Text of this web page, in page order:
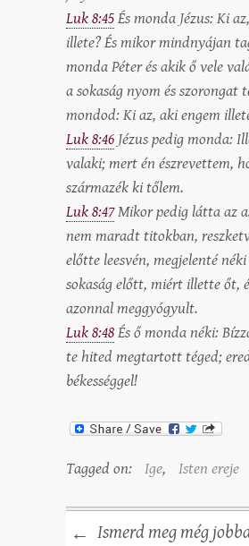
Luk 8:45És monda Jézus: Ki
illete? És mikor mindnyájan
monda Péter és akik ő vele
a sokaság nyom és szorongat
mondod: Ki az, aki engem
Luk 8:46 Jézus pedig monda:
valaki; mert én észrevettem,
származék ki tőlem.
Luk 8:47Mikor pedig látta az
nem maradt titokban,
előtte leesvén, megjelenté néki
sokaság előtt, miért illette őt,
azonnal meggyógyult.
Luk 8:48És ő monda néki:
te hited megtartott téged;
békességgel!
Tagged on: Ige, Isten ereje
← Ismerd meg még